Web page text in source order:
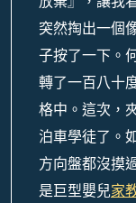
突然掏出一個
子按了一下。
轉了一百八十
格中。這次，
泊車學徒了。
方向盤都沒摸
是巨型嬰兒家